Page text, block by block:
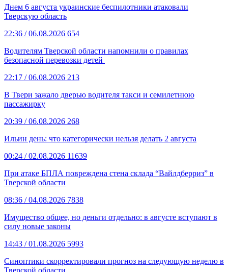
Днем 6 августа украинские беспилотники атаковали
Тверскую область
22:36 / 06.08.2026 654
Водителям Тверской области напомнили о правилах
безопасной перевозки детей
22:17 / 06.08.2026 213
В Твери зажало дверью водителя такси и семилетнюю
пассажирку
20:39 / 06.08.2026 268
Ильин день: что категорически нельзя делать 2 августа
00:24 / 02.08.2026 11639
При атаке БПЛА повреждена стена склада “Вайлдберриз” в
Тверской области
08:36 / 04.08.2026 7838
Имущество общее, но деньги отдельно: в августе вступают в
силу новые законы
14:43 / 01.08.2026 5993
Синоптики скорректировали прогноз на следующую неделю в
Тверской области